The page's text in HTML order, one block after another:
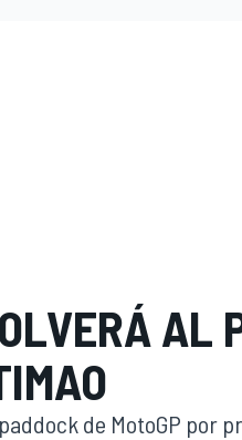
AL
de MotoGP por